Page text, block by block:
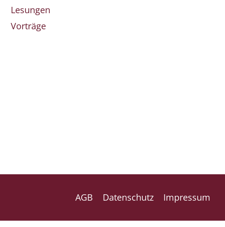
Lesungen
Vorträge
AGB Datenschutz Impressum